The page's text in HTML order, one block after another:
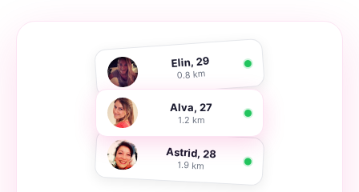
Elin, 29
0.8 km
Alva, 27
1.2 km
Astrid, 28
1.9 km